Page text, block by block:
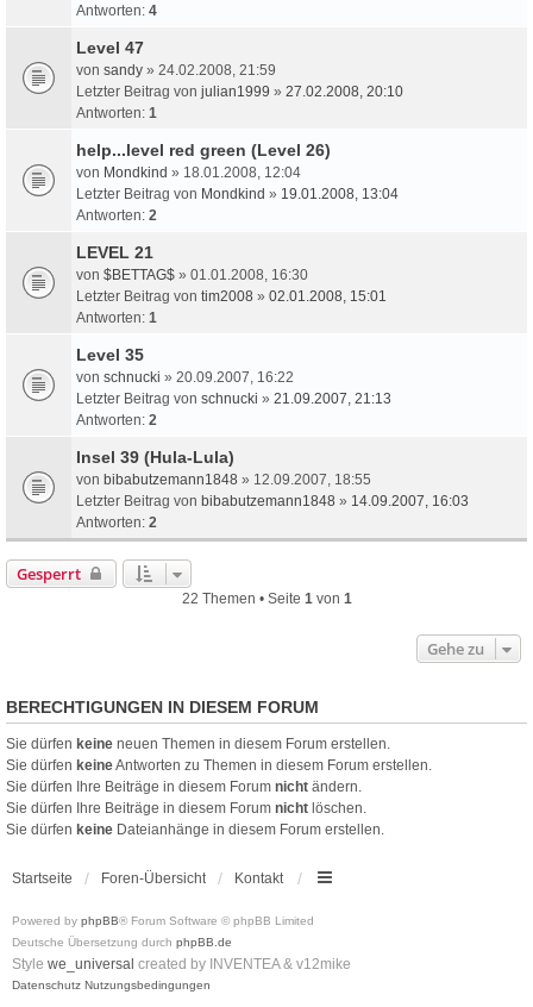
Antworten: 4
Level 47
von sandy » 24.02.2008, 21:59
Letzter Beitrag von julian1999 » 27.02.2008, 20:10
Antworten: 1
help...level red green (Level 26)
von Mondkind » 18.01.2008, 12:04
Letzter Beitrag von Mondkind » 19.01.2008, 13:04
Antworten: 2
LEVEL 21
von $BETTAG$ » 01.01.2008, 16:30
Letzter Beitrag von tim2008 » 02.01.2008, 15:01
Antworten: 1
Level 35
von schnucki » 20.09.2007, 16:22
Letzter Beitrag von schnucki » 21.09.2007, 21:13
Antworten: 2
Insel 39 (Hula-Lula)
von bibabutzemann1848 » 12.09.2007, 18:55
Letzter Beitrag von bibabutzemann1848 » 14.09.2007, 16:03
Antworten: 2
Gesperrt
22 Themen • Seite 1von 1
Gehe zu
BERECHTIGUNGEN IN DIESEM FORUM
Sie dürfen keine neuen Themen in diesem Forum erstellen.
Sie dürfen keineAntworten zu Themen in diesem Forum erstellen.
Sie dürfen Ihre Beiträge in diesem Forum nicht ändern.
Sie dürfen Ihre Beiträge in diesem Forum nicht löschen.
Sie dürfen keine Dateianhänge in diesem Forum erstellen.
Startseite Foren-Übersicht Kontakt
Powered by phpBB® Forum Software © phpBB Limited
Deutsche Übersetzung durch phpBB.de
Style we_universal created by INVENTEA & v12mike
Datenschutz Nutzungsbedingungen